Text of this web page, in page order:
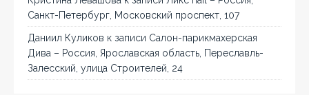
Санкт-Петербург, Московский проспект, 107
Даниил Куликов к записи Салон-парикмахерская
Дива – Россия, Ярославская область, Переславль-
Залесский, улица Строителей, 24